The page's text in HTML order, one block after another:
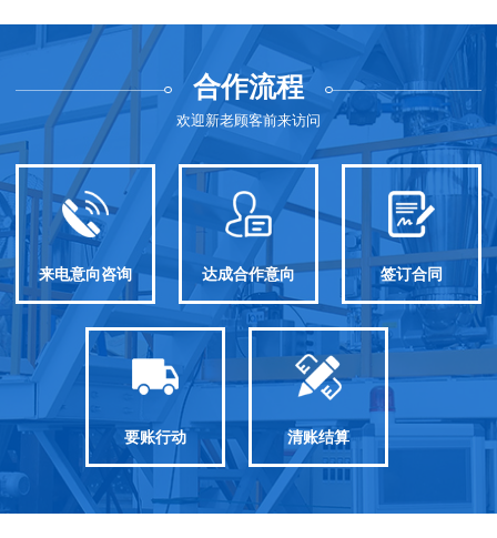
合作流程
欢迎新老顾客前来访问
来电意向咨询 达成合作意向 签订合同
要账行动 清账结算